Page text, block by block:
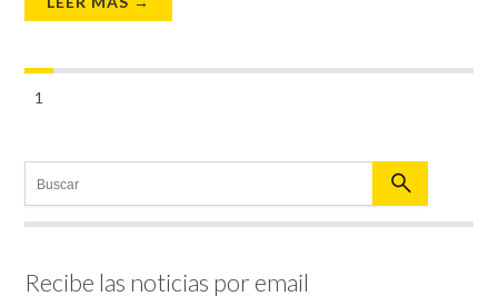
1
Recibe las noticias por email